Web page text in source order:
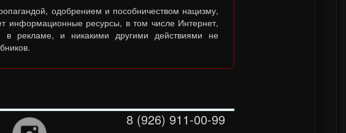
одобрением и пособничеством нацизму,
информационные ресурсы, в том числе Интернет,
в рекламе, и никакими другими действиями не
8 (926) 911-00-99